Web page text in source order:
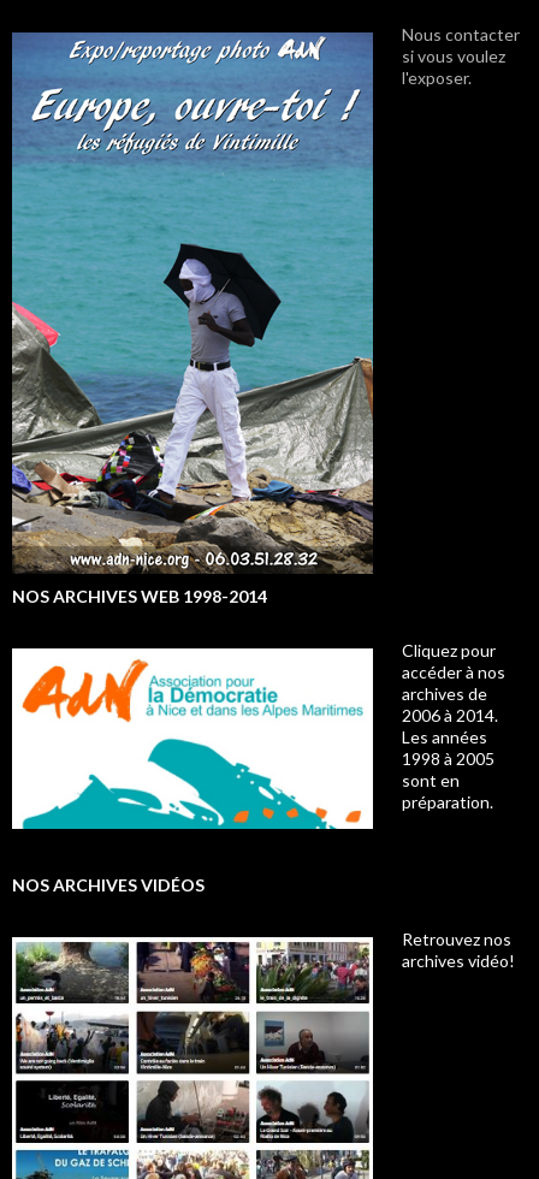
Nous contacter
si vous voulez
l'exposer.
NOS ARCHIVES WEB 1998-2014
Cliquez pour
accéder à nos
archives de
2006 à 2014.
Les années
1998 à 2005
sont en
préparation.
NOS ARCHIVES VIDÉOS
Retrouvez nos
archives vidéo!